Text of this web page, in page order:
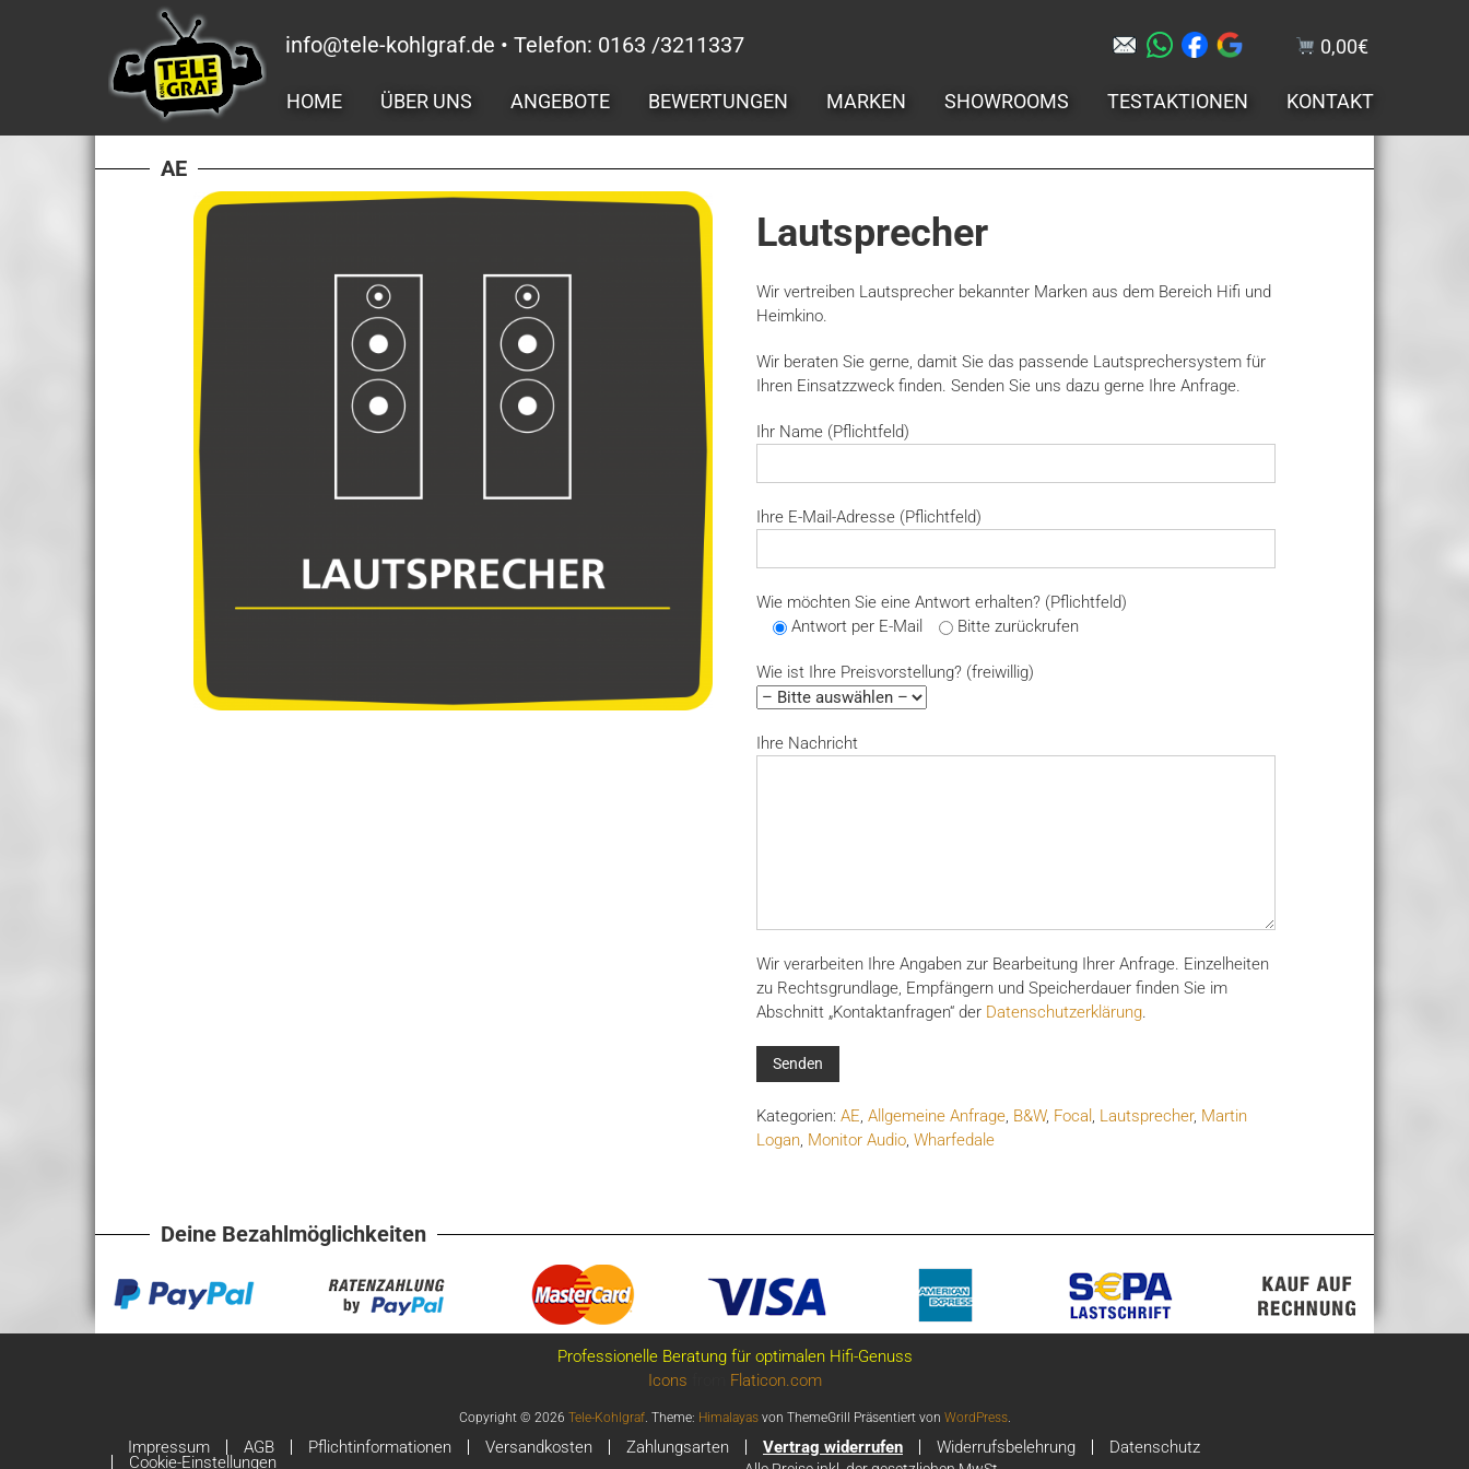
info@tele-kohlgraf.de • Telefon: 0163 /3211337 0,00€
HOME ÜBER UNS ANGEBOTE BEWERTUNGEN MARKEN SHOWROOMS TESTAKTIONEN KONTAKT
AE
Lautsprecher
Wir vertreiben Lautsprecher bekannter Marken aus dem Bereich Hifi und
Heimkino.
Wir beraten Sie gerne, damit Sie das passende Lautsprechersystem für
Ihren Einsatzzweck finden. Senden Sie uns dazu gerne Ihre Anfrage.
Ihr Name (Pflichtfeld)
Ihre E-Mail-Adresse (Pflichtfeld)
Wie möchten Sie eine Antwort erhalten? (Pflichtfeld)
Antwort per E-Mail
Bitte zurückrufen
Wie ist Ihre Preisvorstellung? (freiwillig)
Ihre Nachricht
Wir verarbeiten Ihre Angaben zur Bearbeitung Ihrer Anfrage. Einzelheiten
zu Rechtsgrundlage, Empfängern und Speicherdauer finden Sie im
Abschnitt „Kontaktanfragen“ der Datenschutzerklärung.
Kategorien: AE, Allgemeine Anfrage, B&W, Focal , Lautsprecher, Martin
Logan, Monitor Audio, Wharfedale
Deine Bezahlmöglichkeiten
Professionelle Beratung für optimalen Hifi-Genuss
Icons
Flaticon.com
Copyright © 2026 Tele-Kohlgraf. Theme: Himalayasvon ThemeGrill Präsentiert von WordPress.
Impressum AGB Pflichtinformationen Versandkosten Zahlungsarten Vertrag widerrufen Widerrufsbelehrung Datenschutz
Cookie-Einstellungen